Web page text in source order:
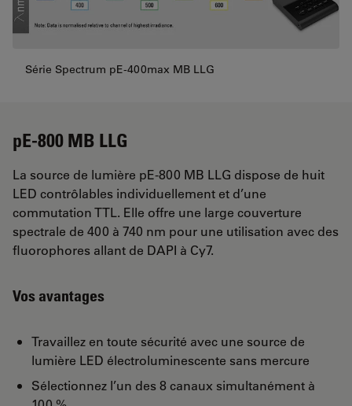
Série Spectrum pE-400max MB LLG
pE-800 MB LLG
La source de lumière pE-800 MB LLG dispose de huit
LED contrôlables individuellement et d’une
commutation TTL. Elle offre une large couverture
spectrale de 400 à 740 nm pour une utilisation avec des
fluorophores allant de DAPI à Cy7.
Vos avantages
Travaillez en toute sécurité avec une source de
lumière LED électroluminescente sans mercure
Sélectionnez l’un des 8 canaux simultanément à